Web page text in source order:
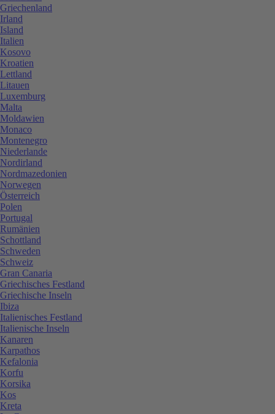
Griechenland
Irland
Island
Italien
Kosovo
Kroatien
Lettland
Litauen
Luxemburg
Malta
Moldawien
Monaco
Montenegro
Niederlande
Nordirland
Nordmazedonien
Norwegen
Österreich
Polen
Portugal
Rumänien
Schottland
Schweden
Schweiz
Gran Canaria
Griechisches Festland
Griechische Inseln
Ibiza
Italienisches Festland
Italienische Inseln
Kanaren
Karpathos
Kefalonia
Korfu
Korsika
Kos
Kreta